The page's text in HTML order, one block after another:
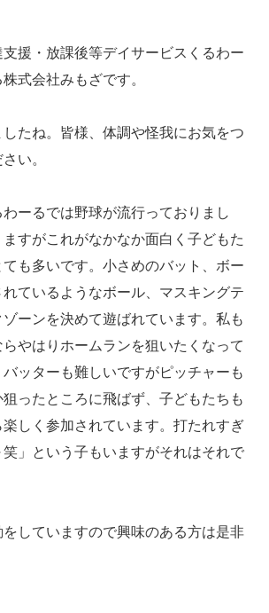
援・放課後等デイサービスくるわー
式会社みもざです。
たね。皆様、体調や怪我にお気をつ
い。
ーるでは野球が流行っておりまし
すがこれがなかなか面白く子どもた
も多いです。小さめのバット、ボー
ているようなボール、マスキングテ
ーンを決めて遊ばれています。私も
やはりホームランを狙いたくなって
ッターも難しいですがピッチャーも
ったところに飛ばず、子どもたちも
しく参加されています。打たれすぎ
」という子もいますがそれはそれで
していますので興味のある方は是非